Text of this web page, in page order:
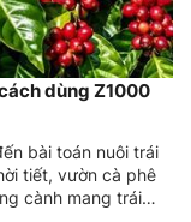
dùng Z1000
bài toán nuôi trái
tiết, vườn cà phê
cành mang trái